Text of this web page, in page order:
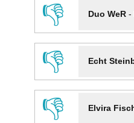
👎
Duo WeR-
👎
Echt
👎
Elvira